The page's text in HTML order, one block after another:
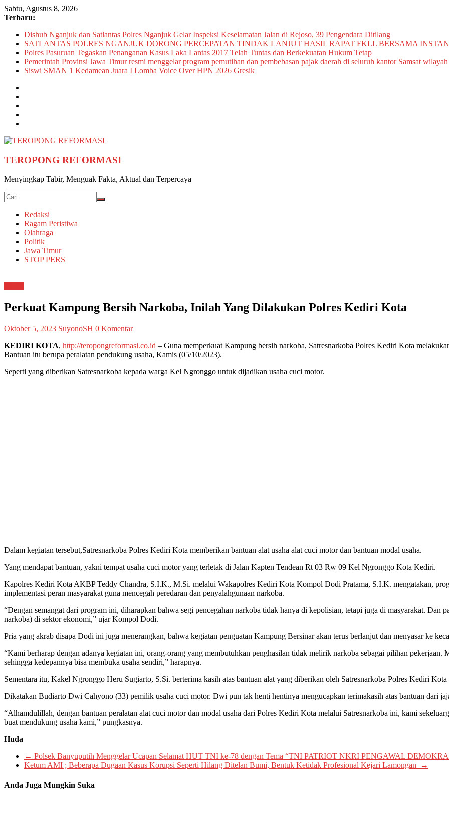
Skip
to
Sabtu, Agustus 8, 2026
Terbaru:
Dishub Nganjuk dan Satlantas Polres Nganjuk Gelar Inspeksi Keselamatan Jalan di Rejoso, 39 Pengendara Ditilang
SATLANTAS POLRES NGANJUK DORONG PERCEPATAN TINDAK LANJUT HASIL RAPAT FKLL BERSAMA
Polres Pasuruan Tegaskan Penanganan Kasus Laka Lantas 2017 Telah Tuntas dan Berkekuatan Hukum Tetap
Pemerintah Provinsi Jawa Timur resmi menggelar program pemutihan dan pembebasan pajak daerah di seluruh kantor Samsat
Siswi SMAN 1 Kedamean Juara I Lomba Voice Over HPN 2026 Gresik
TEROPONG REFORMASI
Menyingkap Tabir, Menguak Fakta, Aktual dan Terpercaya
Redaksi
Ragam Peristiwa
Olahraga
Politik
Jawa Timur
STOP PERS
Perkuat Kampung Bersih Narkoba, Inilah Yang Dilakukan Polres Kediri Kota
Oktober 5, 2023 SuyonoSH 0 Komentar
KEDIRI KOTA, http://teropongreformasi.co.id – Guna memperkuat Kampung bersih narkoba, Satresnarkoba Polres Kediri Kota
Bantuan itu berupa peralatan pendukung usaha, Kamis (05/10/2023).
Seperti yang diberikan Satresnarkoba kepada warga Kel Ngronggo untuk dijadikan usaha cuci motor.
Dalam kegiatan tersebut,Satresnarkoba Polres Kediri Kota memberikan bantuan alat usaha alat cuci motor dan bantuan modal usaha.
Yang mendapat bantuan, yakni tempat usaha cuci motor yang terletak di Jalan Kapten Tendean Rt 03 Rw 09 Kel Ngronggo Kota Kediri.
Kapolres Kediri Kota AKBP Teddy Chandra, S.I.K., M.Si. melalui Wakapolres Kediri Kota Kompol Dodi Pratama, S.I.K. mengatakan,
implementasi peran masyarakat guna mencegah peredaran dan penyalahgunaan narkoba.
“Dengan semangat dari program ini, diharapkan bahwa segi pencegahan narkoba tidak hanya di kepolisian, tetapi juga di masyarakat. Dan
narkoba) di sektor ekonomi,” ujar Kompol Dodi.
Pria yang akrab disapa Dodi ini juga menerangkan, bahwa kegiatan penguatan Kampung Bersinar akan terus berlanjut dan menyasar ke
“Kami berharap dengan adanya kegiatan ini, orang-orang yang membutuhkan penghasilan tidak melirik narkoba sebagai pilihan
sehingga kedepannya bisa membuka usaha sendiri,” harapnya.
Sementara itu, Kakel Ngronggo Heru Sugiarto, S.Si. berterima kasih atas bantuan alat yang diberikan oleh Satresnarkoba Polres Kediri
Dikatakan Budiarto Dwi Cahyono (33) pemilik usaha cuci motor. Dwi pun tak henti hentinya mengucapkan terimakasih atas bantuan dari
“Alhamdulillah, dengan bantuan peralatan alat cuci motor dan modal usaha dari Polres Kediri Kota melalui Satresnarkoba ini, kami
buat mendukung usaha kami,” pungkasnya.
Huda
← Polsek Banyuputih Menggelar Ucapan Selamat HUT TNI ke-78 dengan Tema “TNI PATRIOT NKRI PENGAWAL
Ketum AMI ; Beberapa Dugaan Kasus Korupsi Seperti Hilang Ditelan Bumi, Bentuk Ketidak Profesional Kejari Lamongan
→
Anda Juga Mungkin Suka